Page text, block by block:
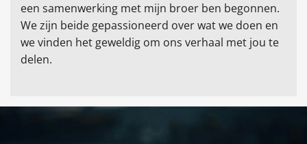
een samenwerking met mijn broer ben begonnen.
We zijn beide gepassioneerd over wat we doen en
we vinden het geweldig om ons verhaal met jou te
delen.